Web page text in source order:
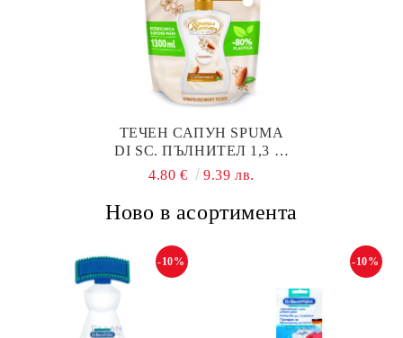
ТЕЧЕН САПУН SPUMA
DI SC. ПЪЛНИТЕЛ 1,3 Л.
MANDORLA ABC
4.80 € 9.39 лв.
Ново в асортимента
-10% -10%